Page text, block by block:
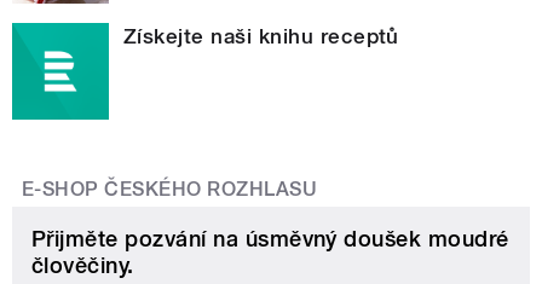
Získejte naši knihu receptů
E-SHOP ČESKÉHO ROZHLASU
Přijměte pozvání na úsměvný doušek moudré
člověčiny.